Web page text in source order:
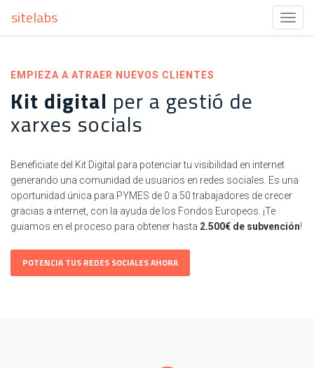
sitelabs
EMPIEZA A ATRAER NUEVOS CLIENTES
Kit digital per a gestió de
xarxes socials
Beneficiate del Kit Digital para potenciar tu visibilidad en internet
generando una comunidad de usuarios en redes sociales. Es una
oportunidad única para PYMES de 0 a 50 trabajadores de crecer
gracias a internet, con la ayuda de los Fondos Europeos. ¡Te
guiamos en el proceso para obtener hasta 2.500€ de subvención!
POTENCIA TUS REDES SOCIALES AHORA